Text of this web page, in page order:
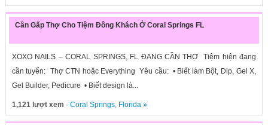
Cần Gấp Thợ Cho Tiệm Đông Khách Ở Coral Springs FL
XOXO NAILS – CORAL SPRINGS, FL ĐANG CẦN THỢ Tiệm hiện đang
cần tuyển: Thợ CTN hoặc Everything Yêu cầu: • Biết làm Bột, Dip, Gel X,
Gel Builder, Pedicure • Biết design là...
1,121 lượt xem · Coral Springs, Florida»